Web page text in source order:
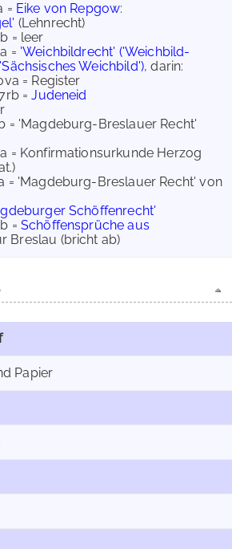
= Eike von Repgow:
(Lehnrecht)
= leer
= 'Weichbildrecht' ('Weichbild-
Weichbild'), darin:
= Register
=Judeneid
= 'Magdeburg-Breslauer Recht'
= Konfirmationsurkunde Herzog
= 'Magdeburg-Breslauer Recht' von
Schöffenrecht'
= Schöffensprüche aus
Breslau (bricht ab)
Papier